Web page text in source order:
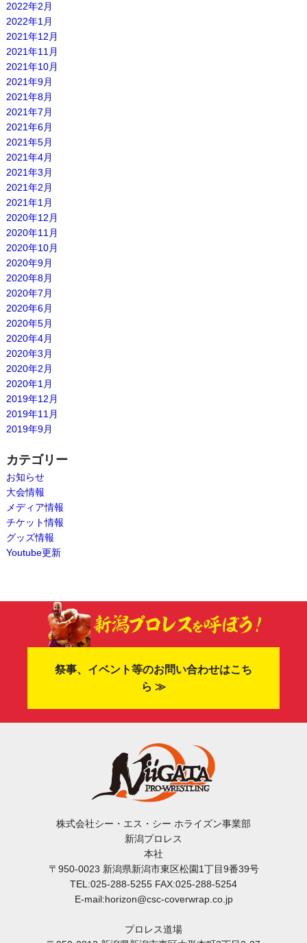
2022年2月
2022年1月
2021年12月
2021年11月
2021年10月
2021年9月
2021年8月
2021年7月
2021年6月
2021年5月
2021年4月
2021年3月
2021年2月
2021年1月
2020年12月
2020年11月
2020年10月
2020年9月
2020年8月
2020年7月
2020年6月
2020年5月
2020年4月
2020年3月
2020年2月
2020年1月
2019年12月
2019年11月
2019年9月
カテゴリー
お知らせ
大会情報
メディア情報
チケット情報
グッズ情報
Youtube更新
祭事、イベント等のお問い合わせはこち
ら ≫
株式会社シー・エス・シー ホライズン事業部
新潟プロレス
本社
〒950-0023 新潟県新潟市東区松園1丁目9番39号
TEL:025-288-5255 FAX:025-288-5254
E-mail:horizon@csc-coverwrap.co.jp
プロレス道場